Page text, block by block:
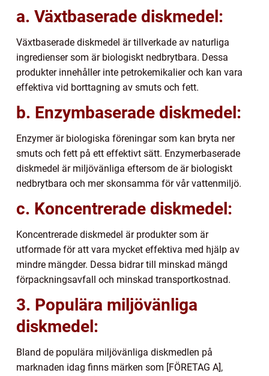
a. Växtbaserade diskmedel:
Växtbaserade diskmedel är tillverkade av naturliga
ingredienser som är biologiskt nedbrytbara. Dessa
produkter innehåller inte petrokemikalier och kan vara
effektiva vid borttagning av smuts och fett.
b. Enzymbaserade diskmedel:
Enzymer är biologiska föreningar som kan bryta ner
smuts och fett på ett effektivt sätt. Enzymerbaserade
diskmedel är miljövänliga eftersom de är biologiskt
nedbrytbara och mer skonsamma för vår vattenmiljö.
c. Koncentrerade diskmedel:
Koncentrerade diskmedel är produkter som är
utformade för att vara mycket effektiva med hjälp av
mindre mängder. Dessa bidrar till minskad mängd
förpackningsavfall och minskad transportkostnad.
3. Populära miljövänliga
diskmedel:
Bland de populära miljövänliga diskmedlen på
marknaden idag finns märken som [FÖRETAG A],